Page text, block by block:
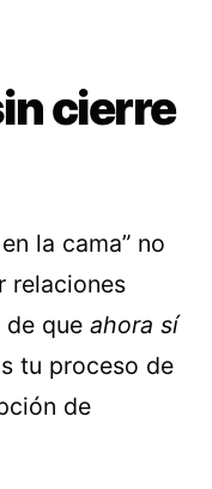
cierre
la cama” no
relaciones
de que ahora sí
tu proceso de
de